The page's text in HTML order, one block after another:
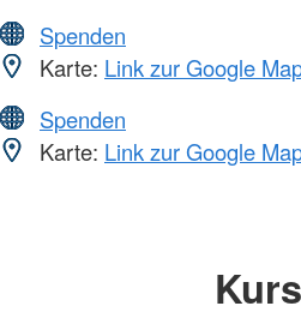
Spenden
Karte: Link zur Google
Spenden
Karte: Link zur Google